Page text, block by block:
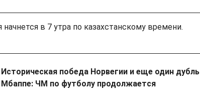
в 7 утра по казахстанскому времени.
Историческая победа Норвегии и еще один дубль
Мбаппе: ЧМ по футболу продолжается